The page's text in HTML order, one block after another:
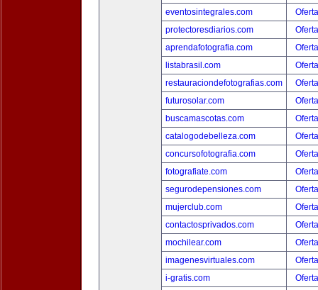
eventosintegrales.com
protectoresdiarios.com
aprendafotografia.com
listabrasil.com
restauraciondefotografias.com
futurosolar.com
buscamascotas.com
catalogodebelleza.com
concursofotografia.com
fotografiate.com
segurodepensiones.com
mujerclub.com
contactosprivados.com
mochilear.com
imagenesvirtuales.com
i-gratis.com